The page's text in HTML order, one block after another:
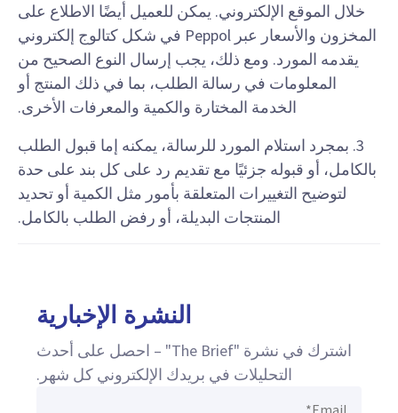
خلال الموقع الإلكتروني. يمكن للعميل أيضًا الاطلاع على
المخزون والأسعار عبر Peppol في شكل كتالوج إلكتروني
يقدمه المورد. ومع ذلك، يجب إرسال النوع الصحيح من
المعلومات في رسالة الطلب، بما في ذلك المنتج أو
الخدمة المختارة والكمية والمعرفات الأخرى.
3. بمجرد استلام المورد للرسالة، يمكنه إما قبول الطلب
بالكامل، أو قبوله جزئيًا مع تقديم رد على كل بند على حدة
لتوضيح التغييرات المتعلقة بأمور مثل الكمية أو تحديد
المنتجات البديلة، أو رفض الطلب بالكامل.
النشرة الإخبارية
اشترك في نشرة "The Brief" – احصل على أحدث
التحليلات في بريدك الإلكتروني كل شهر.